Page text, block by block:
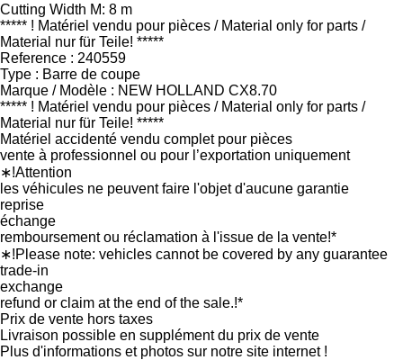
Cutting Width M: 8 m
***** ! Matériel vendu pour pièces / Material only for parts /
Material nur für Teile! *****
Reference : 240559
Type : Barre de coupe
Marque / Modèle : NEW HOLLAND CX8.70
***** ! Matériel vendu pour pièces / Material only for parts /
Material nur für Teile! *****
Matériel accidenté vendu complet pour pièces
vente à professionnel ou pour l’exportation uniquement
∗!Attention
les véhicules ne peuvent faire l'objet d'aucune garantie
reprise
échange
remboursement ou réclamation à l'issue de la vente!*
∗!Please note: vehicles cannot be covered by any guarantee
trade-in
exchange
refund or claim at the end of the sale.!*
Prix de vente hors taxes
Livraison possible en supplément du prix de vente
Plus d'informations et photos sur notre site internet !